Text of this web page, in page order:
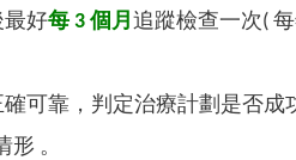
好每 3 個月 追蹤檢查一次(
可靠，判定治療計劃是否
。